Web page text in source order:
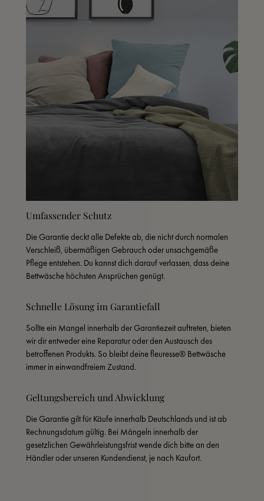
Umfassender Schutz
Die Garantie deckt alle Defekte ab, die nicht durch normalen
Verschleiß, übermäßigen Gebrauch oder unsachgemäße
Pflege entstehen. Du kannst dich darauf verlassen, dass deine
Bettwäsche höchsten Ansprüchen genügt.
Schnelle Lösung im Garantiefall
Sollte ein Mangel innerhalb der Garantiezeit auftreten, bieten
wir dir entweder eine Reparatur oder den Austausch des
betroffenen Produkts. So bleibt deine fleuresse® Bettwäsche
immer in einwandfreiem Zustand.
Geltungsbereich und Abwicklung
Die Garantie gilt für Käufe innerhalb Deutschlands und ist ab
Rechnungsdatum gültig. Bei Mängeln innerhalb der
gesetzlichen Gewährleistungsfrist wende dich bitte an den
Händler oder unseren Kundendienst, je nach Kaufort.